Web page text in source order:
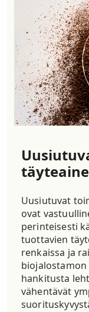
Uusiutuvat
ovat
perinteisesti
tuottavien
renkaissa ja
biojalostamon
hankitusta
vähentävät